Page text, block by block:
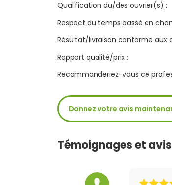
Qualification du/des ouvrier(s) :
Respect du temps passé en
Résultat/livraison conforme aux
Rapport qualité/prix :
Recommanderiez-vous ce
Donnez votre avis
Témoignages et